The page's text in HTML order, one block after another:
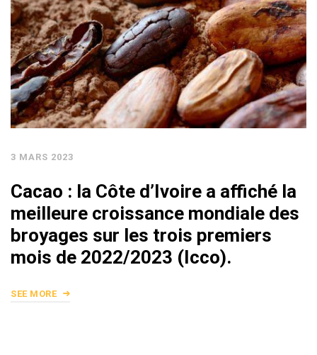
3 MARS 2023
Cacao : la Côte d’Ivoire a affiché la
meilleure croissance mondiale des
broyages sur les trois premiers
mois de 2022/2023 (Icco).
SEE MORE